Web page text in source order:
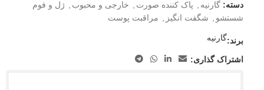
دسته: گارنیه پاک کننده صورت خارجی و محبوب
ژل و فوم
شستشو
شگفت انگیز مراقبت پوست
برند:گارنیه
اشتراک گذاری: